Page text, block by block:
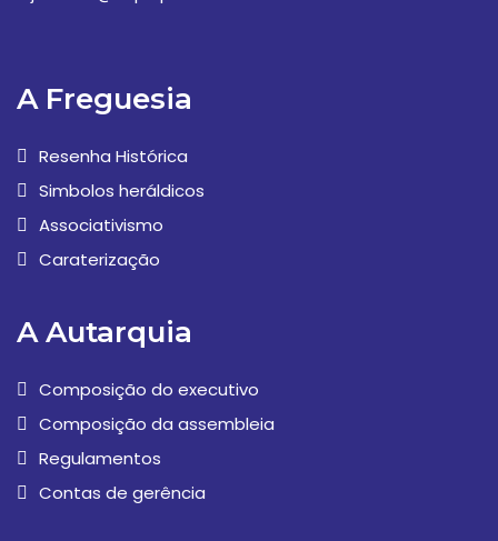
A Freguesia
Resenha Histórica
Simbolos heráldicos
Associativismo
Caraterização
A Autarquia
Composição do executivo
Composição da assembleia
Regulamentos
Contas de gerência